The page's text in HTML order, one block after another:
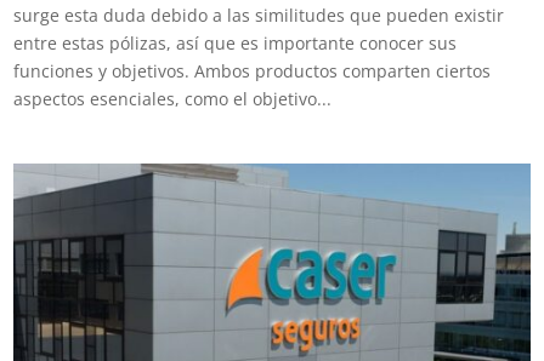
surge esta duda debido a las similitudes que pueden existir
entre estas pólizas, así que es importante conocer sus
funciones y objetivos. Ambos productos comparten ciertos
aspectos esenciales, como el objetivo...